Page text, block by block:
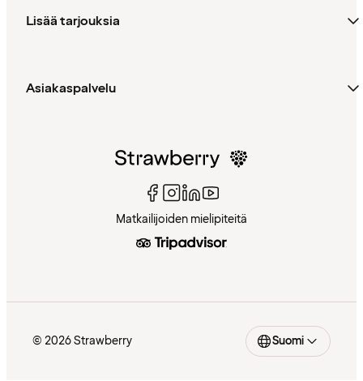
Lisää tarjouksia
Asiakaspalvelu
Matkailijoiden mielipiteitä
© 2026 Strawberry Suomi